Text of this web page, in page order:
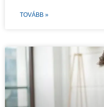
TOVÁBB »